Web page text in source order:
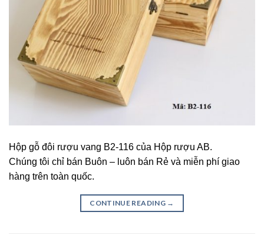
Hộp gỗ đôi rượu vang B2-116 của Hộp rượu AB.
Chúng tôi chỉ bán Buôn – luôn bán Rẻ và miễn phí giao
hàng trên toàn quốc.
CONTINUE READING →